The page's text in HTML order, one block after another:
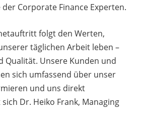
Corporate Finance Experten.
folgt den Werten,
täglichen Arbeit leben –
Qualität. Unsere Kunden und
sich umfassend über unser
und uns direkt
Dr. Heiko Frank, Managing